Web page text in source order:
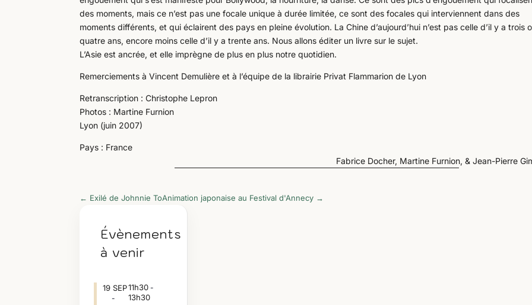
des moments, mais ce n’est pas une focale unique à durée limitée, ce sont des focales qui interviennent dans des
moments différents, et qui éclairent des pays en pleine évolution. La Chine d’aujourd’hui n’est pas celle d’il y a trois
quatre ans, encore moins celle d’il y a trente ans. Nous allons éditer un livre sur le sujet.
L’Asie est ancrée, et elle imprègne de plus en plus notre quotidien.
Remerciements à Vincent Demulière et à l’équipe de la librairie Privat Flammarion de Lyon
Retranscription : Christophe Lepron
Photos : Martine Furnion
Lyon (juin 2007)
Pays : France
Fabrice Docher, Martine Furnion, & Jean-Pierre
← Exilé de Johnnie ToAnimation japonaise au Festival d'Annecy →
Évènements
à venir
19 SEP11h30 -
13h30